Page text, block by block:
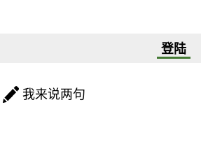
登陆
我来说两句